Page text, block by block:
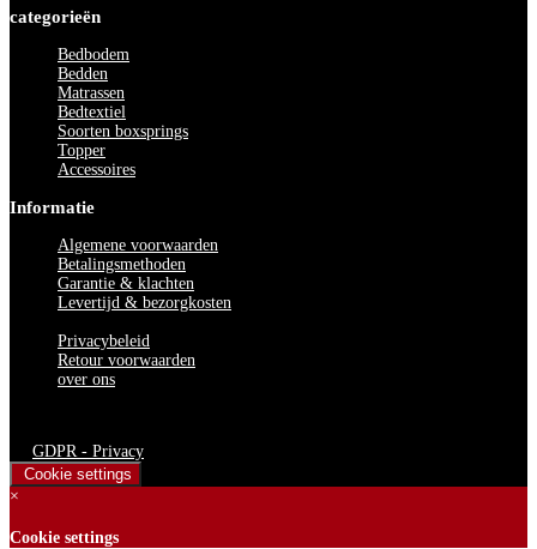
categorieën
Bedbodem
Bedden
Matrassen
Bedtextiel
Soorten boxsprings
Topper
Accessoires
Informatie
Algemene voorwaarden
Betalingsmethoden
Garantie & klachten
Levertijd & bezorgkosten
Privacybeleid
Retour voorwaarden
over ons
GDPR - Privacy
Cookie settings
×
Cookie settings